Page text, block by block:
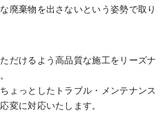
廃棄物を出さないという姿勢で取り
だけるよう高品質な施工をリーズナ
ょっとしたトラブル・メンテナンス
変に対応いたします。